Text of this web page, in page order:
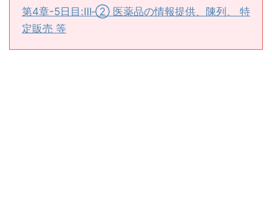
第4章-5日目:Ⅲ‐② 医薬品の情報提供、陳列、 特
定販売 等